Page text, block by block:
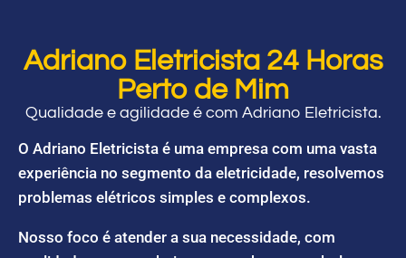
Adriano Eletricista 24 Horas
Perto de Mim
Qualidade e agilidade é com Adriano Eletricista.
O Adriano Eletricista é uma empresa com uma vasta
experiência no segmento da eletricidade, resolvemos
problemas elétricos simples e complexos.
Nosso foco é atender a sua necessidade, com